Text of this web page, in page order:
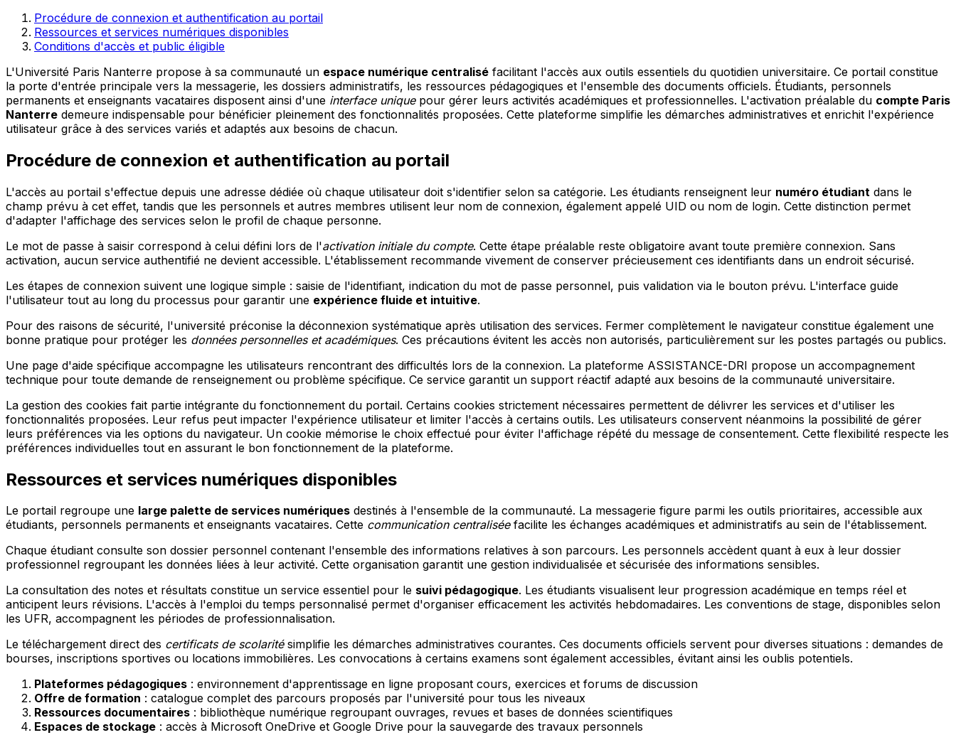
Procédure de connexion et authentification au portail
Ressources et services numériques disponibles
Conditions d'accès et public éligible
L'Université Paris Nanterre propose à sa communauté un espace numérique centralisé facilitant l'accès aux outils essentiels du quotidien universitaire. Ce portail constitue
la porte d'entrée principale vers la messagerie, les dossiers administratifs, les ressources pédagogiques et l'ensemble des documents officiels. Étudiants, personnels
permanents et enseignants vacataires disposent ainsi d'une interface uniquepour gérer leurs activités académiques et professionnelles. L'activation préalable du compte Paris
Nanterre demeure indispensable pour bénéficier pleinement des fonctionnalités proposées. Cette plateforme simplifie les démarches administratives et enrichit l'expérience
utilisateur grâce à des services variés et adaptés aux besoins de chacun.
Procédure de connexion et authentification au portail
L'accès au portail s'effectue depuis une adresse dédiée où chaque utilisateur doit s'identifier selon sa catégorie. Les étudiants renseignent leur numéro étudiant dans le
champ prévu à cet effet, tandis que les personnels et autres membres utilisent leur nom de connexion, également appelé UID ou nom de login. Cette distinction permet
d'adapter l'affichage des services selon le profil de chaque personne.
Le mot de passe à saisir correspond à celui défini lors de l'activation initiale du compte. Cette étape préalable reste obligatoire avant toute première connexion. Sans
activation, aucun service authentifié ne devient accessible. L'établissement recommande vivement de conserver précieusement ces identifiants dans un endroit sécurisé.
Les étapes de connexion suivent une logique simple : saisie de l'identifiant, indication du mot de passe personnel, puis validation via le bouton prévu. L'interface guide
l'utilisateur tout au long du processus pour garantir une expérience fluide et intuitive.
Pour des raisons de sécurité, l'université préconise la déconnexion systématique après utilisation des services. Fermer complètement le navigateur constitue également une
bonne pratique pour protéger les données personnelles et académiques. Ces précautions évitent les accès non autorisés, particulièrement sur les postes partagés ou publics.
Une page d'aide spécifique accompagne les utilisateurs rencontrant des difficultés lors de la connexion. La plateforme ASSISTANCE-DRI propose un accompagnement
technique pour toute demande de renseignement ou problème spécifique. Ce service garantit un support réactif adapté aux besoins de la communauté universitaire.
La gestion des cookies fait partie intégrante du fonctionnement du portail. Certains cookies strictement nécessaires permettent de délivrer les services et d'utiliser les
fonctionnalités proposées. Leur refus peut impacter l'expérience utilisateur et limiter l'accès à certains outils. Les utilisateurs conservent néanmoins la possibilité de gérer
leurs préférences via les options du navigateur. Un cookie mémorise le choix effectué pour éviter l'affichage répété du message de consentement. Cette flexibilité respecte les
préférences individuelles tout en assurant le bon fonctionnement de la plateforme.
Ressources et services numériques disponibles
Le portail regroupe une large palette de services numériques destinés à l'ensemble de la communauté. La messagerie figure parmi les outils prioritaires, accessible aux
étudiants, personnels permanents et enseignants vacataires. Cette communication centraliséefacilite les échanges académiques et administratifs au sein de l'établissement.
Chaque étudiant consulte son dossier personnel contenant l'ensemble des informations relatives à son parcours. Les personnels accèdent quant à eux à leur dossier
professionnel regroupant les données liées à leur activité. Cette organisation garantit une gestion individualisée et sécurisée des informations sensibles.
La consultation des notes et résultats constitue un service essentiel pour le suivi pédagogique. Les étudiants visualisent leur progression académique en temps réel et
anticipent leurs révisions. L'accès à l'emploi du temps personnalisé permet d'organiser efficacement les activités hebdomadaires. Les conventions de stage, disponibles selon
les UFR, accompagnent les périodes de professionnalisation.
Le téléchargement direct des certificats de scolaritésimplifie les démarches administratives courantes. Ces documents officiels servent pour diverses situations : demandes de
bourses, inscriptions sportives ou locations immobilières. Les convocations à certains examens sont également accessibles, évitant ainsi les oublis potentiels.
Plateformes pédagogiques : environnement d'apprentissage en ligne proposant cours, exercices et forums de discussion
Offre de formation : catalogue complet des parcours proposés par l'université pour tous les niveaux
Ressources documentaires : bibliothèque numérique regroupant ouvrages, revues et bases de données scientifiques
Espaces de stockage : accès à Microsoft OneDrive et Google Drive pour la sauvegarde des travaux personnels